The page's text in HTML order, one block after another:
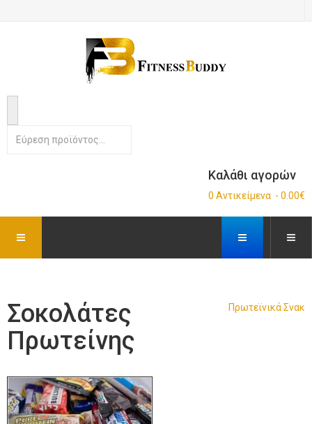
Καλάθι αγορών
0 Αντικείμενα - 0.00€
Πρωτεϊνικά Σνακ
Σοκολάτες
Πρωτείνης